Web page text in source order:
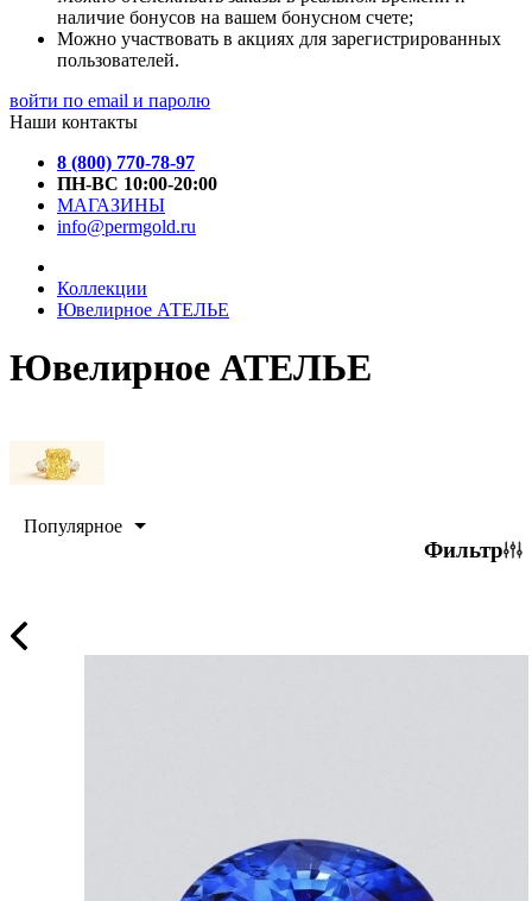
наличие бонусов на вашем бонусном счете;
Можно участвовать в акциях для зарегистрированных
пользователей.
войти по email и паролю
Наши контакты
8 (800) 770-78-97
ПН-ВС 10:00-20:00
МАГАЗИНЫ
info@permgold.ru
Коллекции
Ювелирное АТЕЛЬЕ
Ювелирное АТЕЛЬЕ
Популярное
Фильтр